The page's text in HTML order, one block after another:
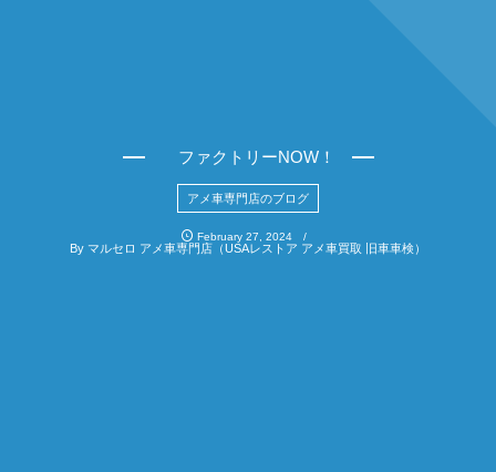
ファクトリーNOW！
アメ車専門店のブログ
February 27 2024
By マルセロ アメ車専門店（USAレストア アメ車買取 旧車車検）